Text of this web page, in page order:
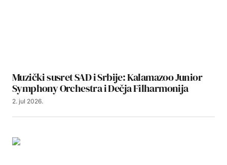
Muzički susret SAD i Srbije: Kalamazoo Junior
Symphony Orchestra i Dečja Filharmonija
2. jul 2026.